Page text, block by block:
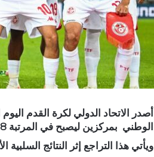
أصدر الاتحاد الدولي لكرة القدم
الوطني بمركزين ليصبح في المرتبة 58 عالميا و9 إفريقيا.
ويأتي هذا التراجع إثر النتائج